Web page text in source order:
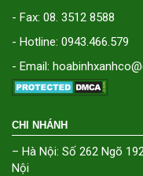
- Fax: 08. 3512 8588
- Hotline: 0943.466.579
- Email:
CHI NHÁNH
– Hà Nội: Số 262 Ngõ
Nội